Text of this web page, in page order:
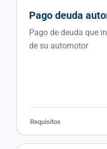
Pago deuda
Pago de deuda que
de su automotor
Requisitos